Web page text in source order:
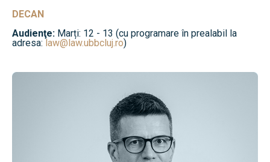
DECAN
Audienţe: Marți: 12 - 13 (cu programare în prealabil la
adresa:law@law.ubbcluj.ro)